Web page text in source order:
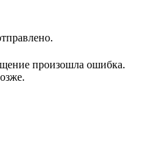
произошла ошибка.